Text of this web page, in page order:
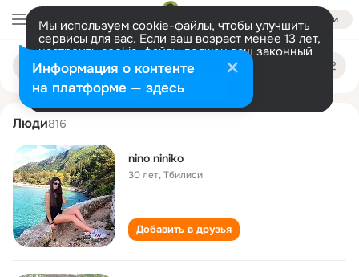
Войти
Мы используем cookie-файлы, чтобы улучшить
сервисы для вас. Если ваш возраст менее 13 лет,
настроить cookie-файлы должен ваш законный
представитель. Больше информации
Разрешить все Настроить
Поиск
людям
nino niniko
Люди816
nino niniko
30 лет,Тбилиси
Добавить в друзья
Информация о контенте
на платформе — здесь